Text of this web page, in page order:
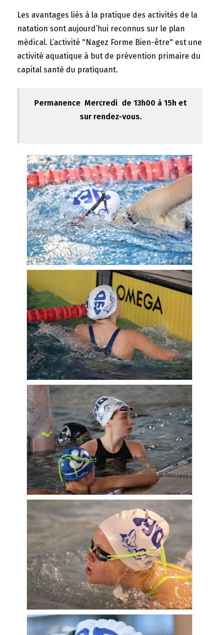
Les avantages liés à la pratique des activités de la
natation sont aujourd’hui reconnus sur le plan
médical. L’activité "Nagez Forme Bien-être" est une
activité aquatique à but de prévention primaire du
capital santé du pratiquant.
Permanence Mercredi de 13h00 à 15h et
sur rendez-vous.